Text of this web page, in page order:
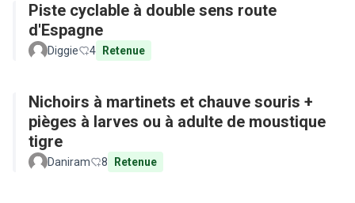
Piste cyclable à double sens route
d'Espagne
Diggie 4 Retenue
Nichoirs à martinets et chauve souris +
pièges à larves ou à adulte de moustique
tigre
Daniram 8 Retenue